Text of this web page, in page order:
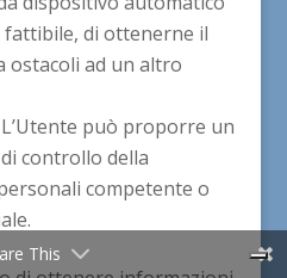
fattibile, di ottenerne il
ostacoli ad un altro
può proporre un
controllo della
competente o
This